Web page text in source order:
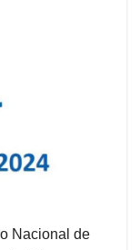
Nacional de